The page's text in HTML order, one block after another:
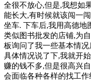
全很不放心,但是,我想如
能长大,有时候就该闯一
坐车. 下车后,我用高德地
类似图书批发的店铺,为
板询问了我一些基本情
具体情况说了下,我就开
赚的钱不多,但是很高
会面临各种各样的找工